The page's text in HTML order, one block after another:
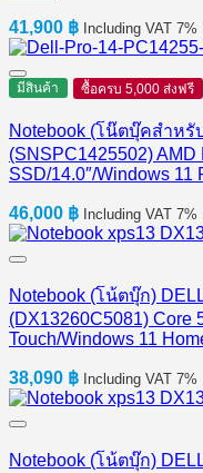
41,900 ฿ Including VAT 7%
มีสินค้า ซื้อครบ 5,000 ส่งฟรี
Notebook (โน๊ตบุ๊คสำหรั
(SNSPC1425502) AMD
SSD/14.0″/Windows 11
46,000 ฿ Including VAT 7%
Notebook (โน้ตบุ๊ก)
(DX13260C5081) Core
Touch/Windows 11
38,090 ฿ Including VAT 7%
Notebook (โน้ตบุ๊ก)